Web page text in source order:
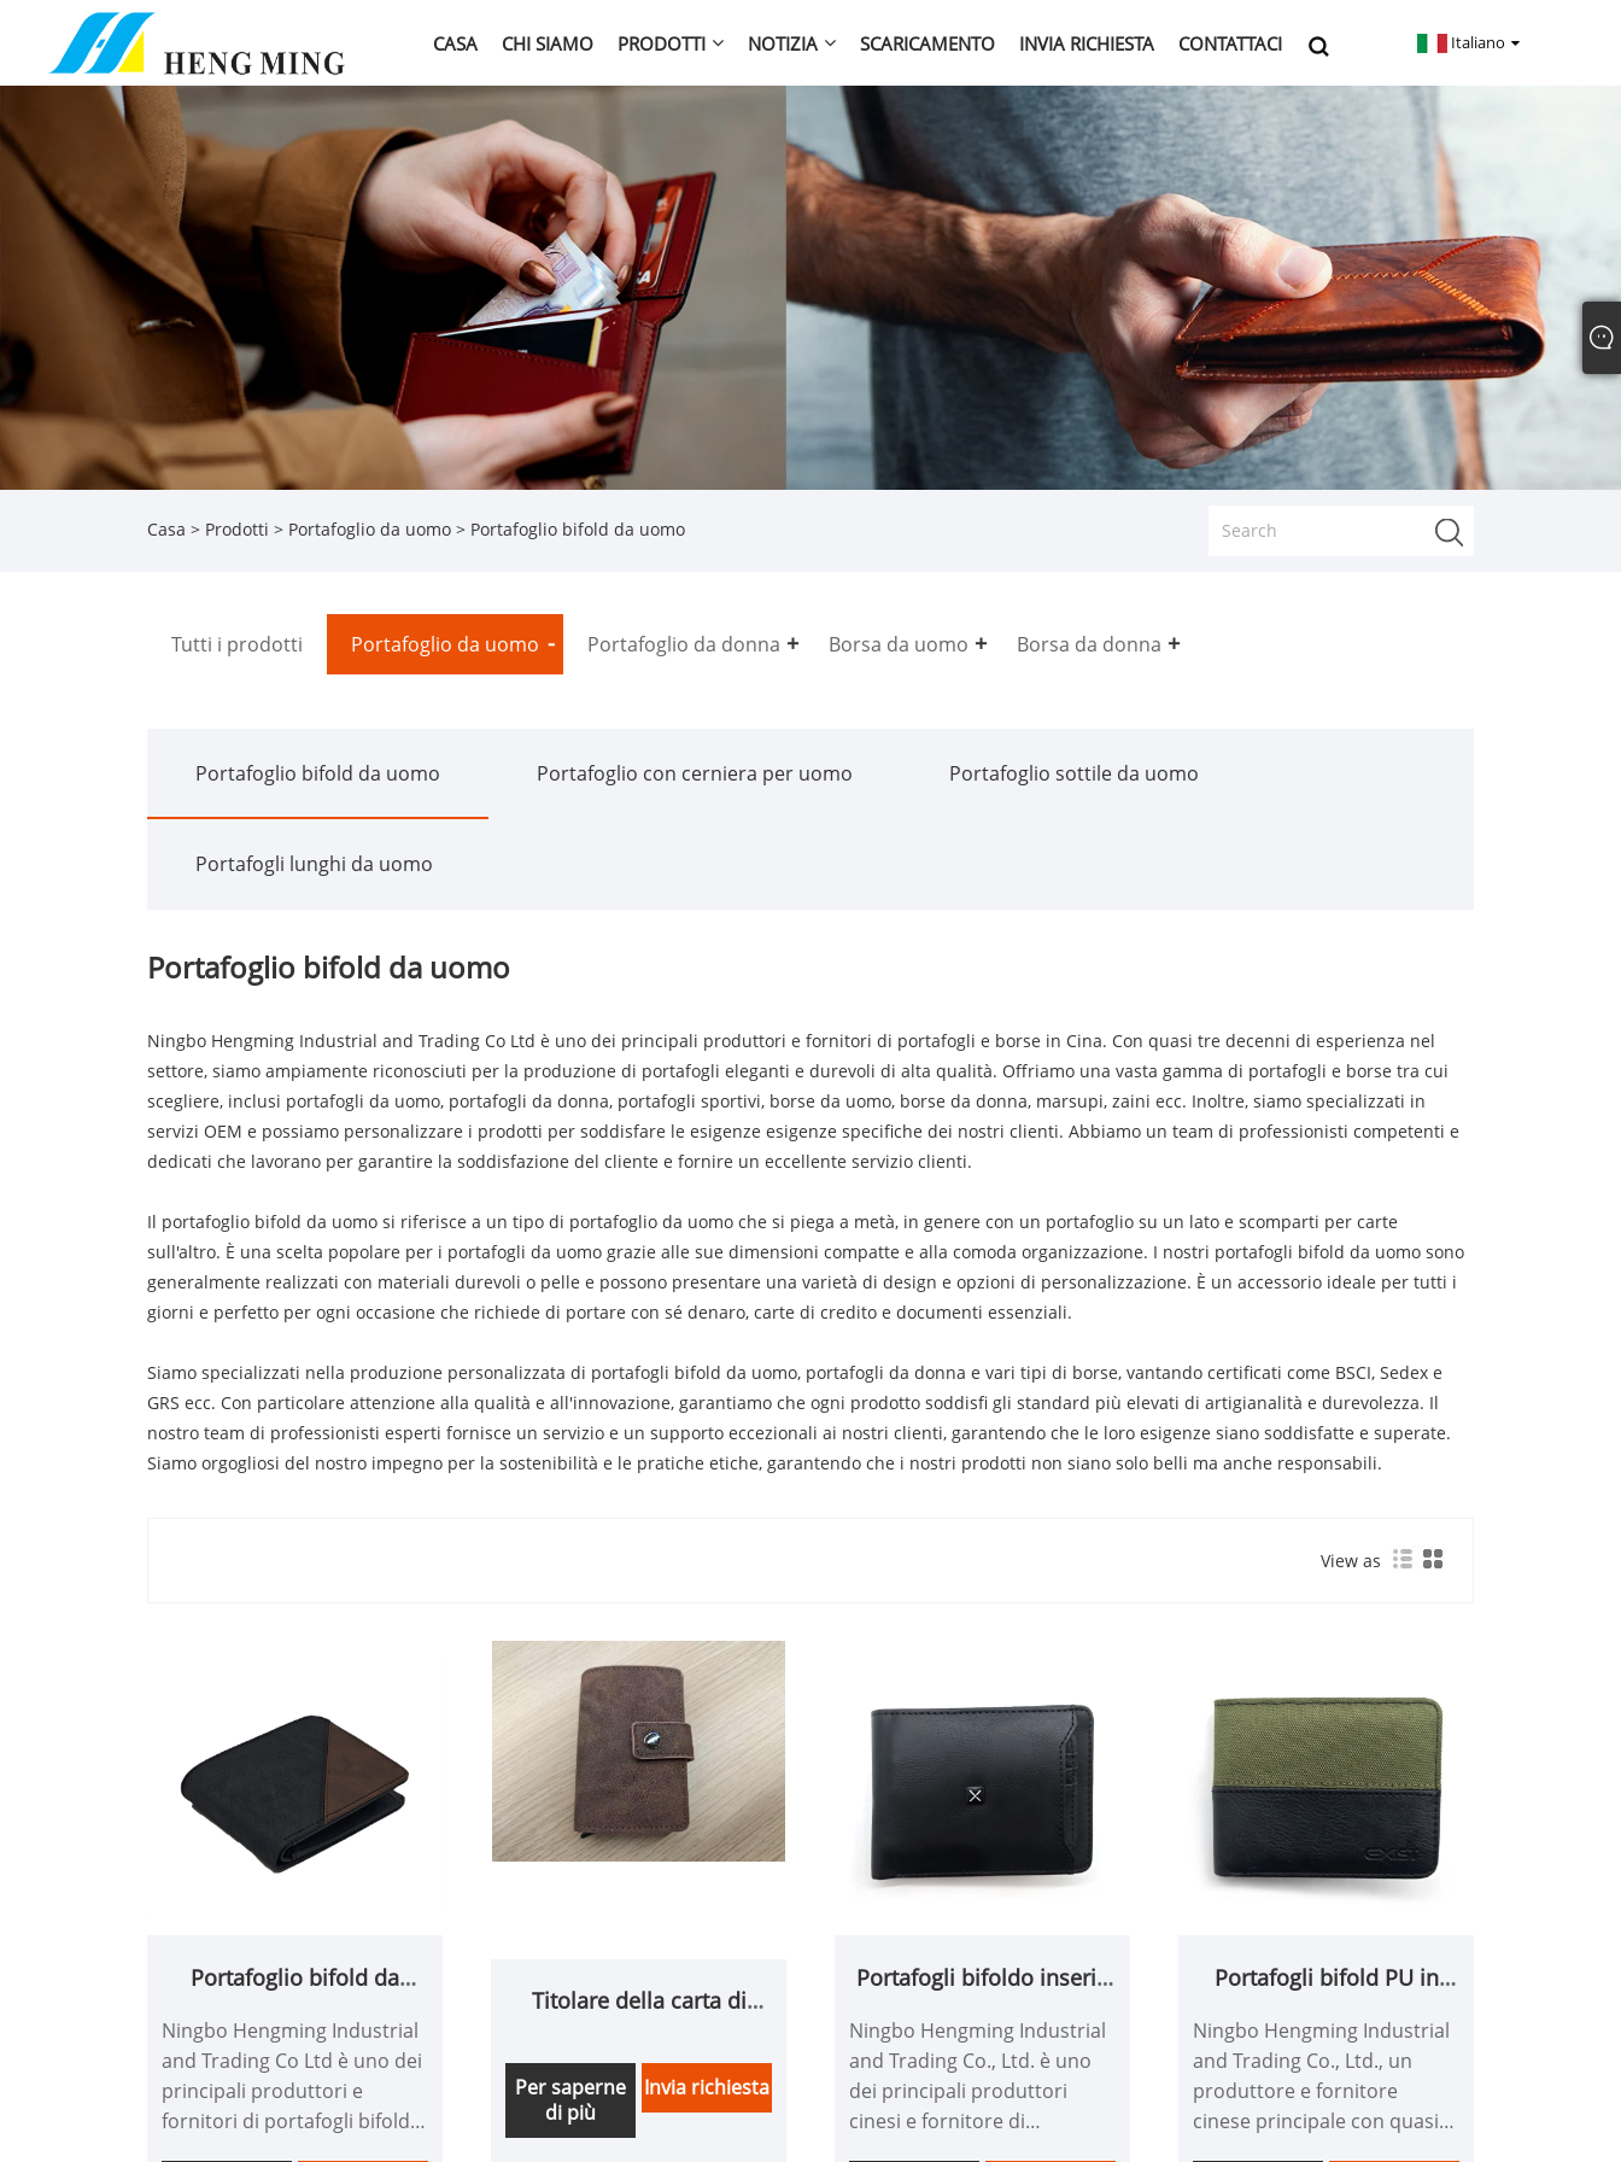
CASA CHI SIAMO PRODOTTI NOTIZIA SCARICAMENTO INVIA RICHIESTA CONTATTACI Italiano
Casa > Prodotti > Portafoglio da uomo > Portafoglio bifold da uomo
Tutti i prodotti Portafoglio da uomo Portafoglio da donna Borsa da uomo Borsa da donna
Portafoglio bifold da uomo Portafoglio con cerniera per uomo Portafoglio sottile da uomo
Portafogli lunghi da uomo
Portafoglio bifold da uomo
Ningbo Hengming Industrial and Trading Co Ltd è uno dei principali produttori e fornitori di portafogli e borse in Cina. Con quasi tre decenni di esperienza nel
settore, siamo ampiamente riconosciuti per la produzione di portafogli eleganti e durevoli di alta qualità. Offriamo una vasta gamma di portafogli e borse tra cui
scegliere, inclusi portafogli da uomo, portafogli da donna, portafogli sportivi, borse da uomo, borse da donna, marsupi, zaini ecc. Inoltre, siamo specializzati in
servizi OEM e possiamo personalizzare i prodotti per soddisfare le esigenze esigenze specifiche dei nostri clienti. Abbiamo un team di professionisti competenti e
dedicati che lavorano per garantire la soddisfazione del cliente e fornire un eccellente servizio clienti.
Il portafoglio bifold da uomo si riferisce a un tipo di portafoglio da uomo che si piega a metà, in genere con un portafoglio su un lato e scomparti per carte
sull'altro. È una scelta popolare per i portafogli da uomo grazie alle sue dimensioni compatte e alla comoda organizzazione. I nostri portafogli bifold da uomo sono
generalmente realizzati con materiali durevoli o pelle e possono presentare una varietà di design e opzioni di personalizzazione. È un accessorio ideale per tutti i
giorni e perfetto per ogni occasione che richiede di portare con sé denaro, carte di credito e documenti essenziali.
Siamo specializzati nella produzione personalizzata di portafogli bifold da uomo, portafogli da donna e vari tipi di borse, vantando certificati come BSCI, Sedex e
GRS ecc. Con particolare attenzione alla qualità e all'innovazione, garantiamo che ogni prodotto soddisfi gli standard più elevati di artigianalità e durevolezza. Il
nostro team di professionisti esperti fornisce un servizio e un supporto eccezionali ai nostri clienti, garantendo che le loro esigenze siano soddisfatte e superate.
Siamo orgogliosi del nostro impegno per la sostenibilità e le pratiche etiche, garantendo che i nostri prodotti non siano solo belli ma anche responsabili.
View as
Portafoglio bifold da
Ningbo Hengming Industrial
and Trading Co Ltd è uno dei
principali produttori e
fornitori di portafogli bifold
Titolare della carta di
multifunzionale di ultimo
design per uomo
Per saperne
di più
Invia richiesta
Portafogli bifoldo inseriti
rimovibili per uomini
Ningbo Hengming Industrial
and Trading Co., Ltd. è uno
dei principali produttori
cinesi e fornitore di
Portafogli bifold PU in
Ningbo Hengming Industrial
and Trading Co., Ltd., un
produttore e fornitore
cinese principale con quasi